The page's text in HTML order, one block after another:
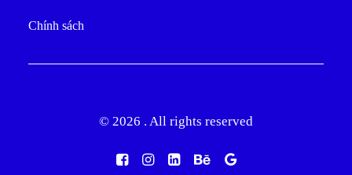
Chính sách
© 2026 . All rights reserved